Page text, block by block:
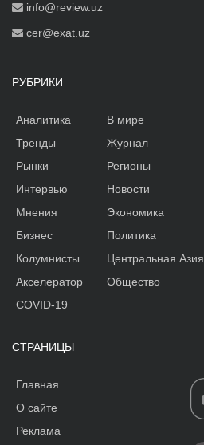
info@review.uz
cer@exat.uz
РУБРИКИ
Аналитика
Тренды
Рынки
Интервью
Мнения
Бизнес
Колумнисты
Акселератор
В мире
Журнал
Регионы
Новости
Экономика
Политика
Центральная Азия
Общество
COVID-19
СТРАНИЦЫ
Главная
О сайте
Реклама